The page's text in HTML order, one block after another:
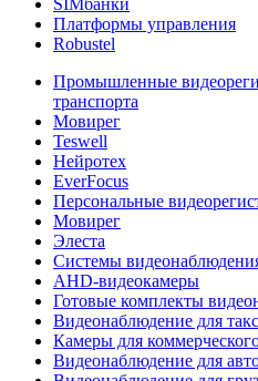
SIMбанки
Платформы управления
Robustel
Промышленные
транспорта
Мовирег
Teswell
Нейротех
EverFocus
Персональные
Мовирег
Элеста
Системы
AHD-видеокамеры
Готовые комплекты
Видеонаблюдение для
Камеры для
Видеонаблюдение для